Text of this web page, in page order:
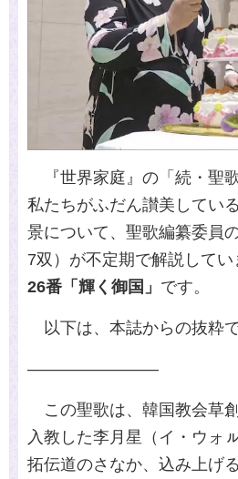
『世界家庭』の「続・聖
私たちがふだん讃美してい
景について、聖歌編纂委員
7双）が不定期で解説してい
26番「輝く御国」 です。
以下は、本誌からの抜粋で
――――――――
この聖歌は、韓国教会草
入教した李月星（イ・ウォ
拓伝道のさなか、込み上げ